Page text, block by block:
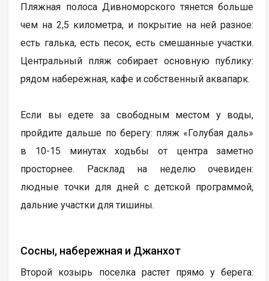
Пляжная полоса Дивноморского тянется больше
чем на 2,5 километра, и покрытие на ней разное:
есть галька, есть песок, есть смешанные участки.
Центральный пляж собирает основную публику:
рядом набережная, кафе и собственный аквапарк.
Если вы едете за свободным местом у воды,
пройдите дальше по берегу: пляж «Голубая даль»
в 10-15 минутах ходьбы от центра заметно
просторнее. Расклад на неделю очевиден:
людные точки для дней с детской программой,
дальние участки для тишины.
Сосны, набережная и Джанхот
Второй козырь поселка растет прямо у берега: